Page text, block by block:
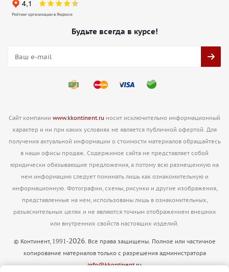
Будьте всегда в курсе!
Сайт компании www.kkontinent.ru носит исключительно информационный
характер и ни при каких условиях не является публичной офертой. Для
получения актуальной информации о стоимости материалов обращайтесь
в наши офисы продаж. Содержимое сайта не представляет собой
юридически обязывающие предложения, а потому всю размещенную на
нем информацию следует понимать лишь как ознакомительную и
информационную. Фотографии, схемы, рисунки и другие изображения,
представленные на нем, использованы лишь в ознакомительных,
разьяснительных целях и не являются точным отображением внешних
или внутренних свойств настоящих изделий.
© Континент, 1991-2026. Все права защищены. Полное или частичное
копирование материалов только с разрешения администратора
info@kkontinent.ru